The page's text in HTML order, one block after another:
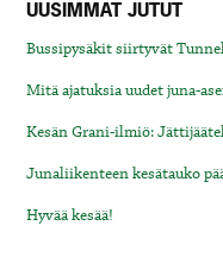
UUSIMMAT JUTUT
Bussipysäkit siirtyvät
Mitä ajatuksia uudet juna-
Kesän Grani-ilmiö:
Junaliikenteen kesätauko
Hyvää kesää!